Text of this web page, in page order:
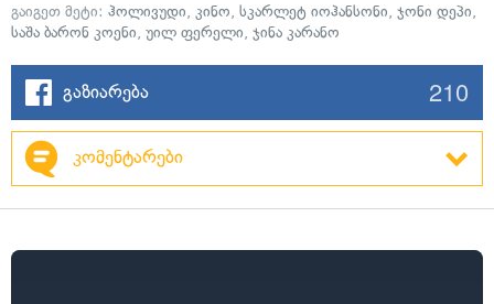
გაიგეთ მეტი: ჰოლივუდი, კინო, სკარლეტ იოჰანსონი, ჯონი დეპი,
საშა ბარონ კოენი, უილ ფერელი, ჯინა კარანო
გაზიარება 210
კომენტარები